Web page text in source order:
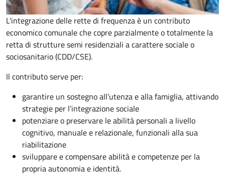
L'integrazione delle rette di frequenza è un contributo
economico comunale che copre parzialmente o totalmente la
retta di strutture semi residenziali a carattere sociale o
sociosanitario (CDD/CSE).
Il contributo serve per:
garantire un sostegno all’utenza e alla famiglia, attivando
strategie per l’integrazione sociale
potenziare o preservare le abilità personali a livello
cognitivo, manuale e relazionale, funzionali alla sua
riabilitazione
sviluppare e compensare abilità e competenze per la
propria autonomia e identità.